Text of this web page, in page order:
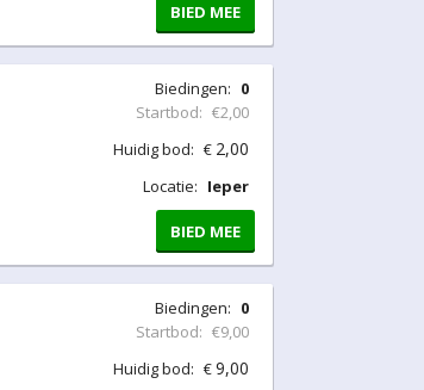
BIED MEE
Biedingen: 0
Startbod: €2,00
Huidig bod: € 2,00
Locatie: Ieper
BIED MEE
Biedingen: 0
Startbod: €9,00
Huidig bod: €9,00